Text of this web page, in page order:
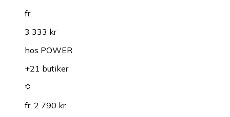
fr.
3 333 kr
hos POWER
+21 butiker
fr. 2 790 kr